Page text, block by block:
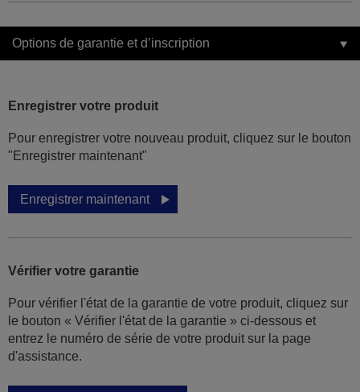
Options de garantie et d’inscription
Enregistrer votre produit
Pour enregistrer votre nouveau produit, cliquez sur le bouton
"Enregistrer maintenant"
Enregistrer maintenant
Vérifier votre garantie
Pour vérifier l'état de la garantie de votre produit, cliquez sur
le bouton « Vérifier l'état de la garantie » ci-dessous et
entrez le numéro de série de votre produit sur la page
d'assistance.